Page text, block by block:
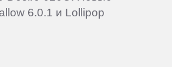
6.0.1 и Lollipop